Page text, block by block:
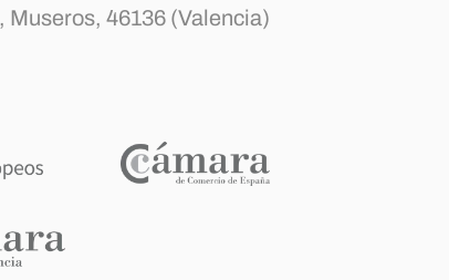
Museros, 46136 (Valencia)